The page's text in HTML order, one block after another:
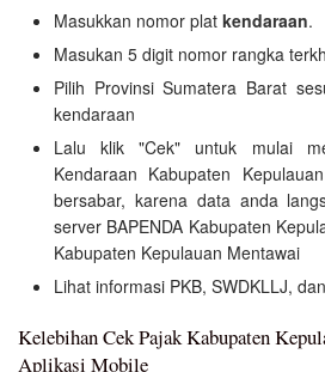
Masukkan nomor plat kendaraan.
Masukan 5 digit nomor rangka
Pilih Provinsi Sumatera Barat
kendaraan
Lalu klik "Cek" untuk mulai
Kendaraan Kabupaten
bersabar, karena data anda
server BAPENDA Kabupaten
Kabupaten Kepulauan Mentawai
Lihat informasi PKB, SWDKLLJ,
Kelebihan Cek Pajak Kabupaten
Aplikasi Mobile